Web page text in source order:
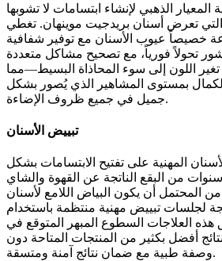
الذهبي لإنشاء ابتسامات لا تشوبها
تعرض أسنان بريدجيت موينهان. تغطي
خصيصاً عيوب الأسنان مع توفير شفافية
تحولاً فورياً، مع تصحيح مشاكل متعددة
اللون إلى سوء المحاذاة البسيط—مما
الكمال بمستوى المشاهير الذي يُصور بشكل
جميل في جميع ظروف الإضاءة.
تبييض الأسنان
المهنية على تفتيح الابتسامات بشكل
سنوات من البقع الناتجة عن القهوة والشاي
المحتمل أن يكون البياض اللامع لأسنان
لجلسات تبييض مهنية منتظمة باستخدام
هذه العلاجات السطوع المبهر المتوقع في
أفضل بكثير من المنتجات المتاحة دون
وصفة طبية مع ضمان نتائج آمنة ومتسقة.